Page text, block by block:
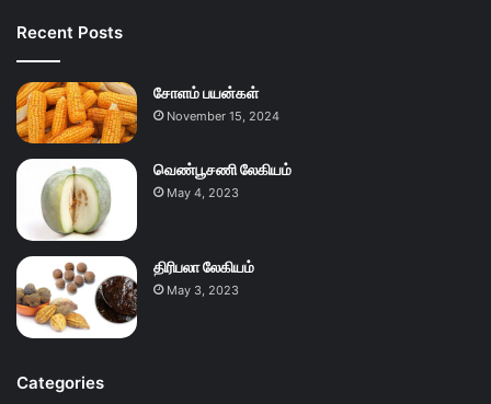
Recent Posts
சோளம் பயன்கள்
November 15, 2024
வெண்பூசணி லேகியம்
May 4, 2023
திரிபலா லேகியம்
May 3, 2023
Categories